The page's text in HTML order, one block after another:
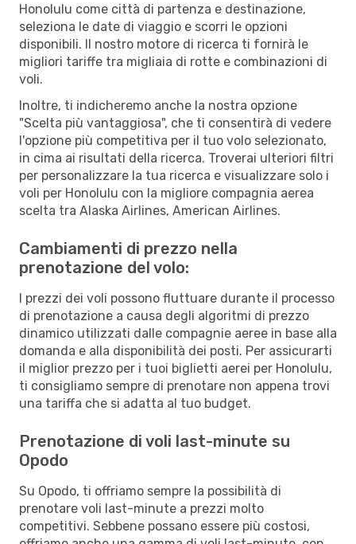
Honolulu come città di partenza e destinazione,
seleziona le date di viaggio e scorri le opzioni
disponibili. Il nostro motore di ricerca ti fornirà le
migliori tariffe tra migliaia di rotte e combinazioni di
voli.
Inoltre, ti indicheremo anche la nostra opzione
"Scelta più vantaggiosa", che ti consentirà di vedere
l'opzione più competitiva per il tuo volo selezionato,
in cima ai risultati della ricerca. Troverai ulteriori filtri
per personalizzare la tua ricerca e visualizzare solo i
voli per Honolulu con la migliore compagnia aerea
scelta tra Alaska Airlines, American Airlines.
Cambiamenti di prezzo nella
prenotazione del volo:
I prezzi dei voli possono fluttuare durante il processo
di prenotazione a causa degli algoritmi di prezzo
dinamico utilizzati dalle compagnie aeree in base alla
domanda e alla disponibilità dei posti. Per assicurarti
il miglior prezzo per i tuoi biglietti aerei per Honolulu,
ti consigliamo sempre di prenotare non appena trovi
una tariffa che si adatta al tuo budget.
Prenotazione di voli last-minute su
Opodo
Su Opodo, ti offriamo sempre la possibilità di
prenotare voli last-minute a prezzi molto
competitivi. Sebbene possano essere più costosi,